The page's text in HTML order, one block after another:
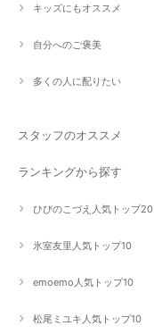
キッズにもオススメ
自分へのご褒美
多くの人に配りたい
スタッフのオススメ
ランキングから探す
ひびのこづえ人気トップ20
氷室友里人気トップ10
emoemo人気トップ10
松尾ミユキ人気トップ10